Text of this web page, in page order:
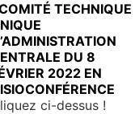
TECHNIQUE
DU 8
2022 EN
ci-dessus !